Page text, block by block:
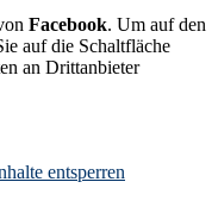
Facebook. Um auf den
auf die Schaltfläche
an Drittanbieter
entsperren